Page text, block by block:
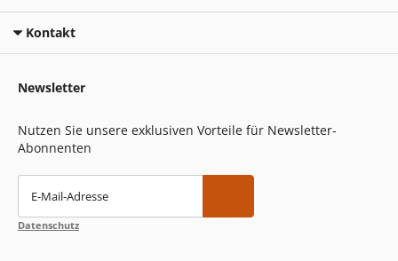
Kontakt
Newsletter
Nutzen Sie unsere exklusiven Vorteile für Newsletter-
Abonnenten
E-Mail-Adresse
Datenschutz